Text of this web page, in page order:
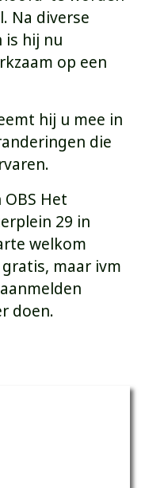
Na diverse
is hij nu
op een
hij u mee in
die
Het
29 in
welkom
maar ivm
doen.